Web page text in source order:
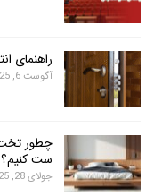
راهنمای انتخاب
آگوست 6, 2025
چطور تخت خواب دو
ست کنیم؟
جولای 28, 2025